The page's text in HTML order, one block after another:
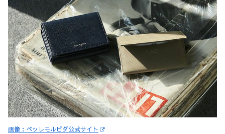
画像：ペッレモルビダ公式サイト